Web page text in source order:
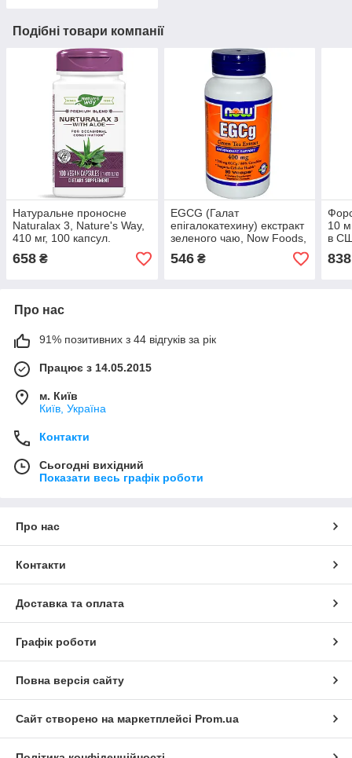
Подібні товари компанії
Натуральне проносне
Naturalax 3, Nature's Way,
410 мг, 100 капсул.
658 ₴
EGCG (Галат
епігалокатехину) екстракт
зеленого чаю, Now Foods,
США.
546₴
10
в
838
Про нас
91% позитивних з 44 відгуків за рік
Працює з 14.05.2015
м. Київ
Київ, Україна
Контакти
Сьогодні вихідний
Показати весь графік роботи
Про нас
Контакти
Доставка та оплата
Графік роботи
Повна версія сайту
Сайт створено на маркетплейсі Prom.ua